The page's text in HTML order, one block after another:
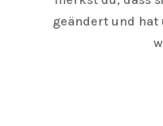
geändert und hat